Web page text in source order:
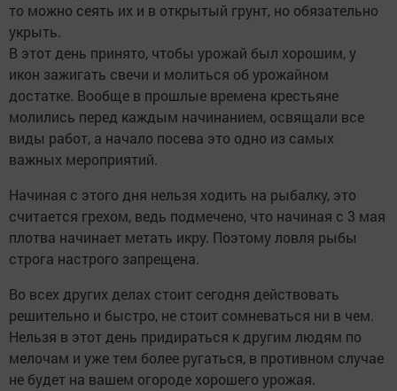
то можно сеять их и в открытый грунт, но обязательно
укрыть.
В этот день принято, чтобы урожай был хорошим, у
икон зажигать свечи и молиться об урожайном
достатке. Вообще в прошлые времена крестьяне
молились перед каждым начинанием, освящали все
виды работ, а начало посева это одно из самых
важных мероприятий.
Начиная с этого дня нельзя ходить на рыбалку, это
считается грехом, ведь подмечено, что начиная с 3 мая
плотва начинает метать икру. Поэтому ловля рыбы
строга настрого запрещена.
Во всех других делах стоит сегодня действовать
решительно и быстро, не стоит сомневаться ни в чем.
Нельзя в этот день придираться к другим людям по
мелочам и уже тем более ругаться, в противном случае
не будет на вашем огороде хорошего урожая.